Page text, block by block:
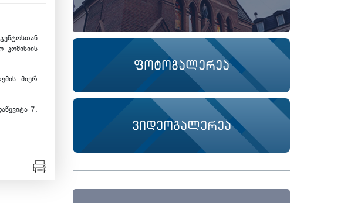
კომისიის
მიერ
7,
ფოტოგალერეა
ვიდეოგალერეა